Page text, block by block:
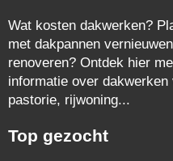
Wat kosten dakwerken?
met dakpannen
renoveren? Ontdek hier
informatie over
pastorie, rijwoning...
Top gezocht